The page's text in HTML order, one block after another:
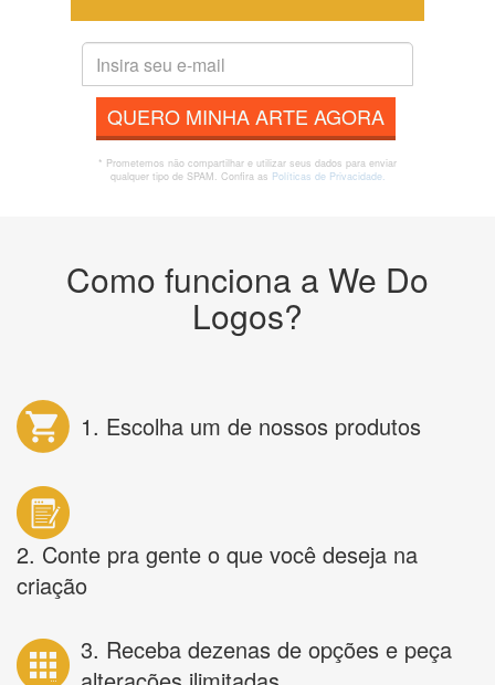
QUERO MINHA ARTE AGORA
* Prometemos não compartilhar e utilizar seus dados para enviar
qualquer tipo de SPAM. Confira as Políticas de Privacidade.
Como funciona a We Do
Logos?
1. Escolha um de nossos produtos
2. Conte pra gente o que você deseja na
criação
3. Receba dezenas de opções e peça